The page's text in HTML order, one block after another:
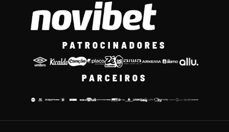
PATROCINADORES
PARCEIROS